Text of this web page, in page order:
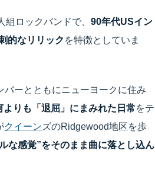
ロックバンドで、 90年代USイン
的なリリック を特徴としていま
ーとともにニューヨークに住み
りも「退屈」にまみれた日常をテ
クイーンズのRidgewood地区を歩
な感覚”をそのまま曲に落とし込ん